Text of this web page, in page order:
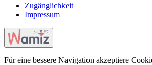
Zugänglichkeit
Impressum
Für eine bessere Navigation akzeptiere